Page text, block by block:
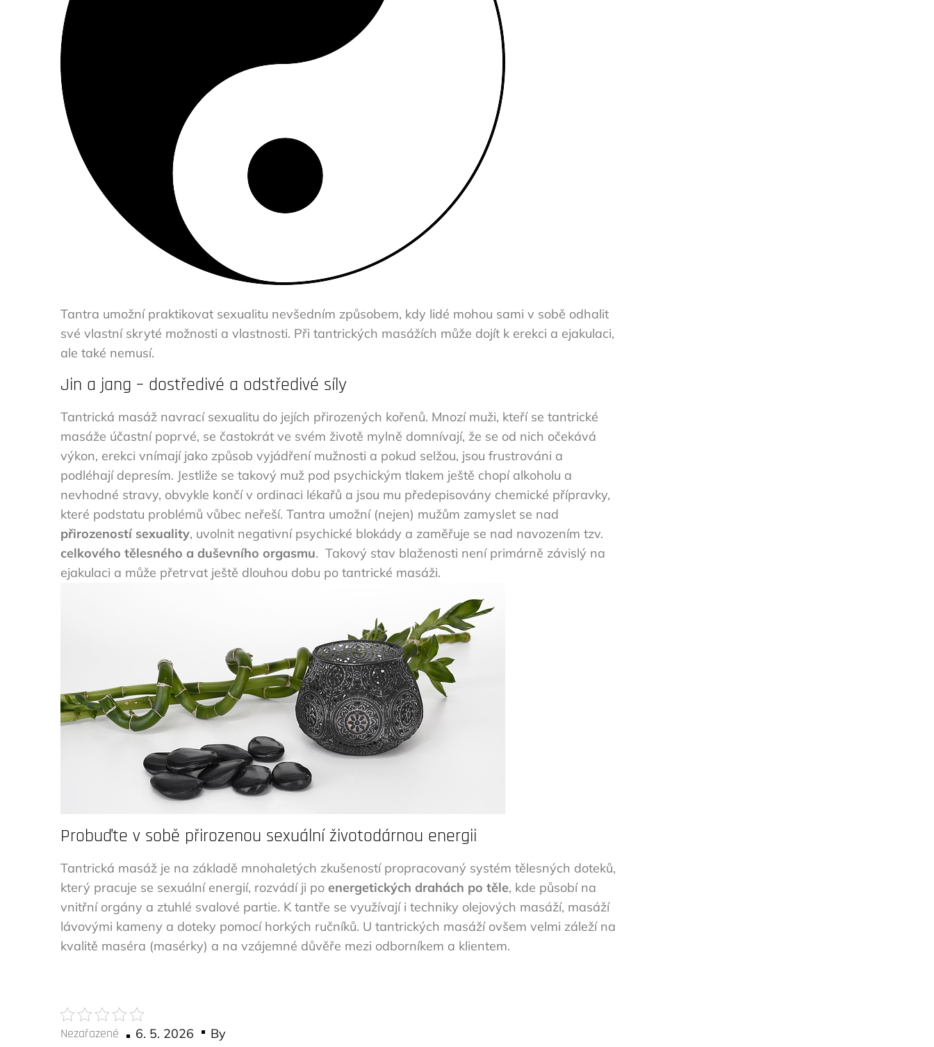
Tantra umožní praktikovat sexualitu nevšedním způsobem, kdy lidé mohou sami v sobě odhalit
své vlastní skryté možnosti a vlastnosti. Při tantrických masážích může dojít k erekci a ejakulaci,
ale také nemusí.
Jin a jang – dostředivé a odstředivé síly
Tantrická masáž navrací sexualitu do jejích přirozených kořenů. Mnozí muži, kteří se tantrické
masáže účastní poprvé, se častokrát ve svém životě mylně domnívají, že se od nich očekává
výkon, erekci vnímají jako způsob vyjádření mužnosti a pokud selžou, jsou frustrováni a
podléhají depresím. Jestliže se takový muž pod psychickým tlakem ještě chopí alkoholu a
nevhodné stravy, obvykle končí v ordinaci lékařů a jsou mu předepisovány chemické přípravky,
které podstatu problémů vůbec neřeší. Tantra umožní (nejen) mužům zamyslet se nad
přirozeností sexuality, uvolnit negativní psychické blokády a zaměřuje se nad navozením tzv.
celkového tělesného a duševního orgasmu. Takový stav blaženosti není primárně závislý na
ejakulaci a může přetrvat ještě dlouhou dobu po tantrické masáži.
Probuďte v sobě přirozenou sexuální životodárnou energii
Tantrická masáž je na základě mnohaletých zkušeností propracovaný systém tělesných doteků,
který pracuje se sexuální energií, rozvádí ji po energetických drahách po těle, kde působí na
vnitřní orgány a ztuhlé svalové partie. K tantře se využívají i techniky olejových masáží, masáží
lávovými kameny a doteky pomocí horkých ručníků. U tantrických masáží ovšem velmi záleží na
kvalitě maséra (masérky) a na vzájemné důvěře mezi odborníkem a klientem.
Nezařazené
Posted
6. 5. 2026 By